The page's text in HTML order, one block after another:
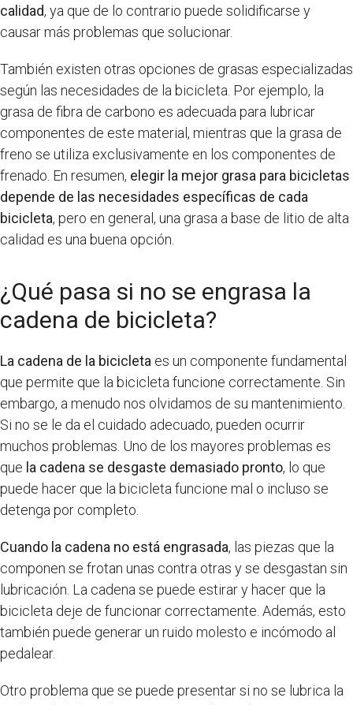
calidad, ya que de lo contrario puede solidificarse y
causar más problemas que solucionar.
También existen otras opciones de grasas especializadas
según las necesidades de la bicicleta. Por ejemplo, la
grasa de fibra de carbono es adecuada para lubricar
componentes de este material, mientras que la grasa de
freno se utiliza exclusivamente en los componentes de
frenado. En resumen, elegir la mejor grasa para bicicletas
depende de las necesidades específicas de cada
bicicleta, pero en general, una grasa a base de litio de alta
calidad es una buena opción.
¿Qué pasa si no se engrasa la
cadena de bicicleta?
La cadena de la bicicleta es un componente fundamental
que permite que la bicicleta funcione correctamente. Sin
embargo, a menudo nos olvidamos de su mantenimiento.
Si no se le da el cuidado adecuado, pueden ocurrir
muchos problemas. Uno de los mayores problemas es
que la cadena se desgaste demasiado pronto, lo que
puede hacer que la bicicleta funcione mal o incluso se
detenga por completo.
Cuando la cadena no está engrasada, las piezas que la
componen se frotan unas contra otras y se desgastan sin
lubricación. La cadena se puede estirar y hacer que la
bicicleta deje de funcionar correctamente. Además, esto
también puede generar un ruido molesto e incómodo al
pedalear.
Otro problema que se puede presentar si no se lubrica la